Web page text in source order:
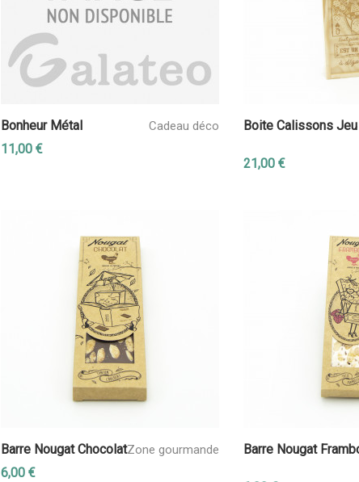
Bonheur Métal Cadeau déco
11,00 €
Boite Calissons
21,00 €
Barre Nougat ChocolatZone gourmande
6,00 €
Barre Nougat